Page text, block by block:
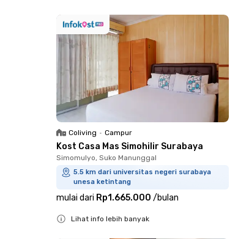
Coliving • Campur
Kost Casa Mas Simohilir Surabaya
Simomulyo, Suko Manunggal
5.5 km dari universitas negeri surabaya
unesa ketintang
mulai dari Rp1.665.000 /bulan
Lihat info lebih banyak